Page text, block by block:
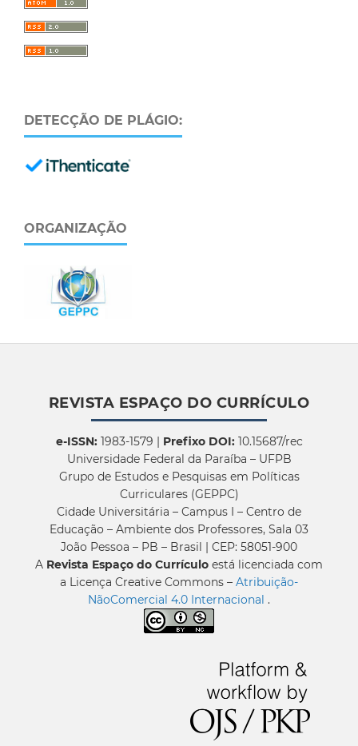
DETECÇÃO DE PLÁGIO:
ORGANIZAÇÃO
REVISTA ESPAÇO DO CURRÍCULO
e-ISSN:1983-1579 | Prefixo DOI:10.15687/rec
Universidade Federal da Paraíba – UFPB
Grupo de Estudos e Pesquisas em Políticas
Curriculares (GEPPC)
Cidade Universitária – Campus I – Centro de
Educação – Ambiente dos Professores, Sala 03
João Pessoa – PB – Brasil | CEP: 58051-900
A Revista Espaço do Currículo está licenciada com
a Licença Creative Commons – Atribuição-
NãoComercial 4.0 Internacional .